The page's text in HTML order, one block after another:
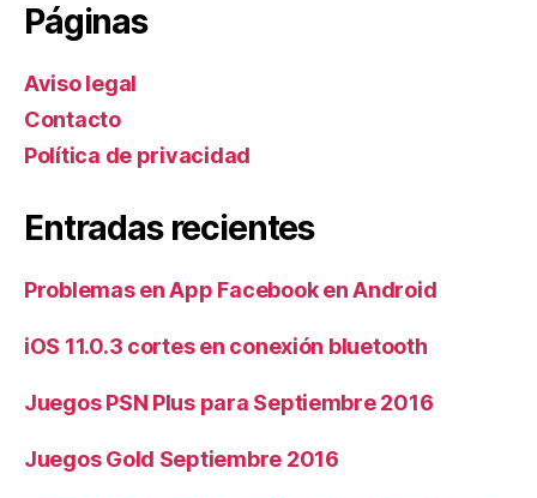
Páginas
Aviso legal
Contacto
Política de privacidad
Entradas recientes
Problemas en App Facebook en Android
iOS 11.0.3 cortes en conexión bluetooth
Juegos PSN Plus para Septiembre 2016
Juegos Gold Septiembre 2016